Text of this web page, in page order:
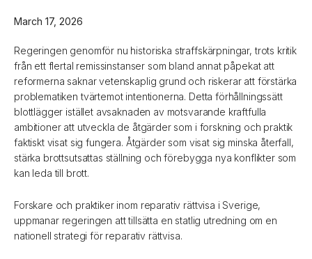
March 17, 2026
Regeringen genomför nu historiska straffskärpningar, trots kritik
från ett flertal remissinstanser som bland annat påpekat att
reformerna saknar vetenskaplig grund och riskerar att förstärka
problematiken tvärtemot intentionerna. Detta förhållningssätt
blottlägger istället avsaknaden av motsvarande kraftfulla
ambitioner att utveckla de åtgärder som i forskning och praktik
faktiskt visat sig fungera. Åtgärder som visat sig minska återfall,
stärka brottsutsattas ställning och förebygga nya konflikter som
kan leda till brott.
Forskare och praktiker inom reparativ rättvisa i Sverige,
uppmanar regeringen att tillsätta en statlig utredning om en
nationell strategi för reparativ rättvisa.